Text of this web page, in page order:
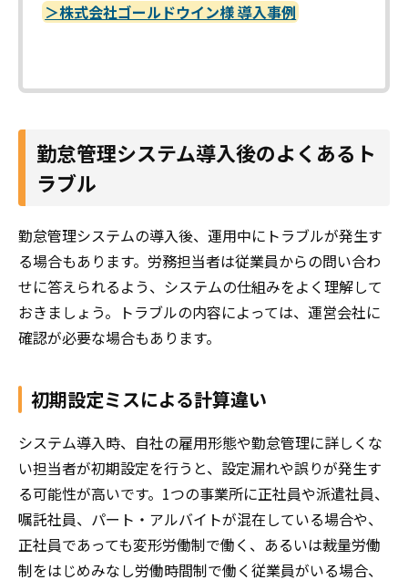
＞株式会社ゴールドウイン様 導入事例
勤怠管理システム導入後のよくあるト
ラブル
勤怠管理システムの導入後、運用中にトラブルが発生す
る場合もあります。労務担当者は従業員からの問い合わ
せに答えられるよう、システムの仕組みをよく理解して
おきましょう。トラブルの内容によっては、運営会社に
確認が必要な場合もあります。
初期設定ミスによる計算違い
システム導入時、自社の雇用形態や勤怠管理に詳しくな
い担当者が初期設定を行うと、設定漏れや誤りが発生す
る可能性が高いです。1つの事業所に正社員や派遣社員、
嘱託社員、パート・アルバイトが混在している場合や、
正社員であっても変形労働制で働く、あるいは裁量労働
制をはじめみなし労働時間制で働く従業員がいる場合、